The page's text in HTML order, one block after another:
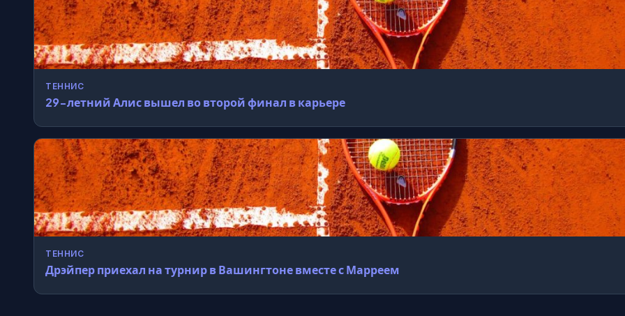
ТЕННИС
29-летний Алис вышел во второй финал в карьере
ТЕННИС
Дрэйпер приехал на турнир в Вашингтоне вместе с Марреем